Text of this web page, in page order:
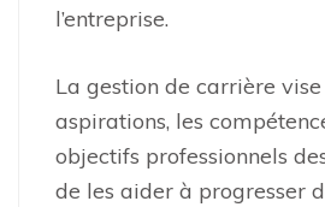
l’entreprise.
La gestion de carrière
aspirations, les
objectifs professionnels
de les aider à progresser